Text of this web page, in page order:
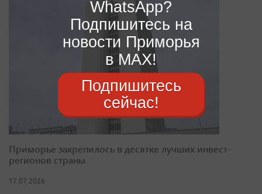
Приморье закрепилось в десятке лучших инвест-
регионов страны
17.07.2026
WhatsApp?
Подпишитесь на
новости Приморья
в MAX!
Подпишитесь
сейчас!